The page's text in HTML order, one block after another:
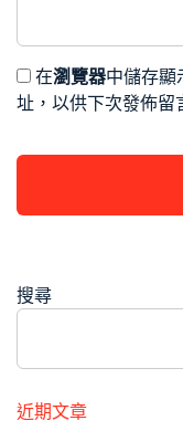
在瀏覽器中儲存顯
址，以供下次發佈留
搜尋
近期文章